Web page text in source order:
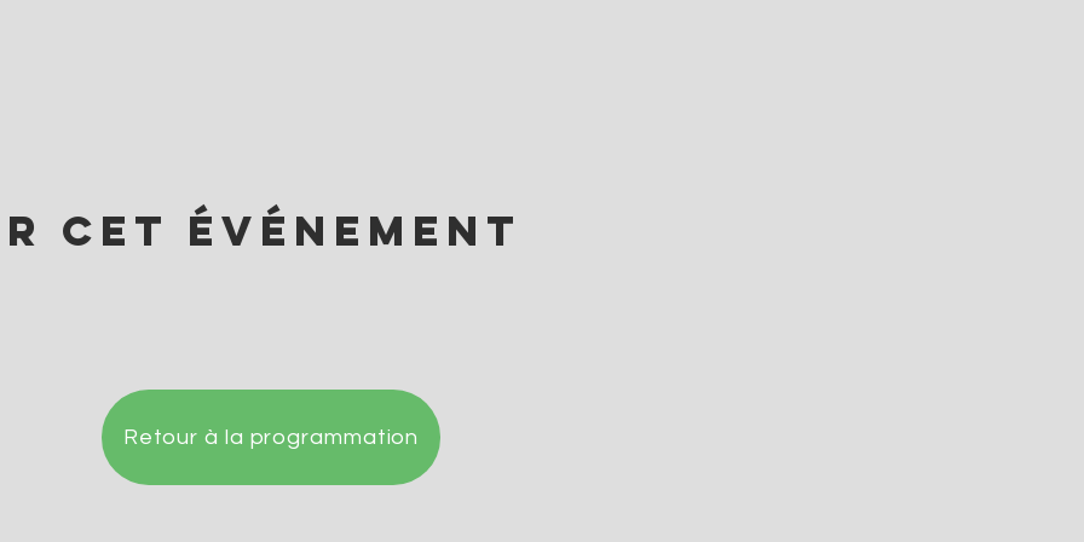
cet événement
Retour à la programmation